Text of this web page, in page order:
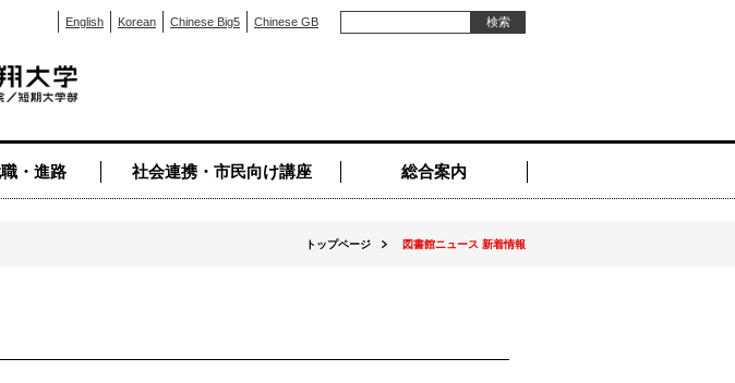
English Korean Chinese Big5 Chinese GB
・進路 社会連携・市民向け講座 総合案内
トップページ 図書館ニュース 新着情報